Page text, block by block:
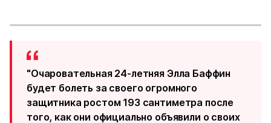
"Очаровательная 24-летняя Элла Баффин
будет болеть за своего огромного
защитника ростом 193 сантиметра после
того, как они официально объявили о своих